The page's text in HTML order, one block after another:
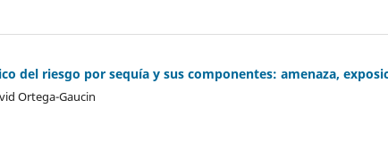
del riesgo por sequía y sus componentes: amenaza,
Ortega-Gaucin